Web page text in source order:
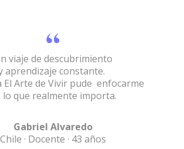
viaje de descubrimiento
aprendizaje constante.
El Arte de Vivir pude enfocarme
lo que realmente importa.
Gabriel Alvaredo
Chile · Docente · 43 años